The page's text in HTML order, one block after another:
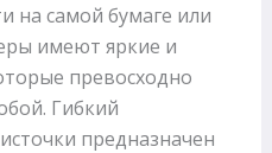
на самой бумаге или
имеют яркие и
превосходно
Гибкий
предназначен